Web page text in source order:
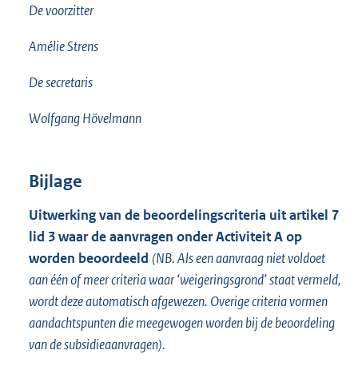
De voorzitter
Amélie Strens
De secretaris
Wolfgang Hövelmann
Bijlage
Uitwerking van de beoordelingscriteria uit artikel 7
lid 3 waar de aanvragen onder Activiteit A op
worden beoordeeld (NB. Als een aanvraag niet voldoet
aan één of meer criteria waar ‘weigeringsgrond’ staat vermeld,
wordt deze automatisch afgewezen. Overige criteria vormen
aandachtspunten die meegewogen worden bij de beoordeling
van de subsidieaanvragen).